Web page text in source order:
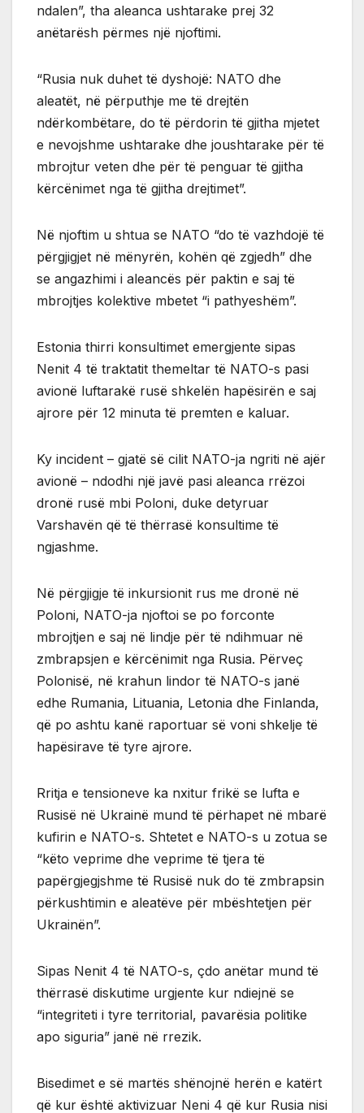
ndalen”, tha aleanca ushtarake prej 32
anëtarësh përmes një njoftimi.
“Rusia nuk duhet të dyshojë: NATO dhe
aleatët, në përputhje me të drejtën
ndërkombëtare, do të përdorin të gjitha mjetet
e nevojshme ushtarake dhe joushtarake për të
mbrojtur veten dhe për të penguar të gjitha
kërcënimet nga të gjitha drejtimet”.
Në njoftim u shtua se NATO “do të vazhdojë të
përgjigjet në mënyrën, kohën që zgjedh” dhe
se angazhimi i aleancës për paktin e saj të
mbrojtjes kolektive mbetet “i pathyeshëm”.
Estonia thirri konsultimet emergjente sipas
Nenit 4 të traktatit themeltar të NATO-s pasi
avionë luftarakë rusë shkelën hapësirën e saj
ajrore për 12 minuta të premten e kaluar.
Ky incident – gjatë së cilit NATO-ja ngriti në ajër
avionë – ndodhi një javë pasi aleanca rrëzoi
dronë rusë mbi Poloni, duke detyruar
Varshavën që të thërrasë konsultime të
ngjashme.
Në përgjigje të inkursionit rus me dronë në
Poloni, NATO-ja njoftoi se po forconte
mbrojtjen e saj në lindje për të ndihmuar në
zmbrapsjen e kërcënimit nga Rusia. Përveç
Polonisë, në krahun lindor të NATO-s janë
edhe Rumania, Lituania, Letonia dhe Finlanda,
që po ashtu kanë raportuar së voni shkelje të
hapësirave të tyre ajrore.
Rritja e tensioneve ka nxitur frikë se lufta e
Rusisë në Ukrainë mund të përhapet në mbarë
kufirin e NATO-s. Shtetet e NATO-s u zotua se
“këto veprime dhe veprime të tjera të
papërgjegjshme të Rusisë nuk do të zmbrapsin
përkushtimin e aleatëve për mbështetjen për
Ukrainën”.
Sipas Nenit 4 të NATO-s, çdo anëtar mund të
thërrasë diskutime urgjente kur ndiejnë se
“integriteti i tyre territorial, pavarësia politike
apo siguria” janë në rrezik.
Bisedimet e së martës shënojnë herën e katërt
që kur është aktivizuar Neni 4 që kur Rusia nisi